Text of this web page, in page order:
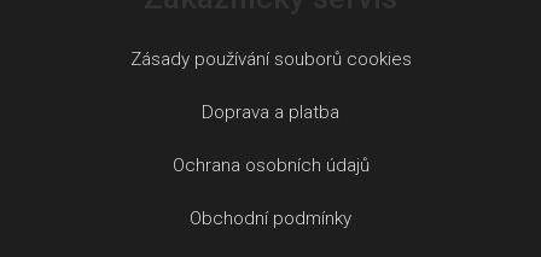
Zásady používání souborů cookies
Doprava a platba
Ochrana osobních údajů
Obchodní podmínky